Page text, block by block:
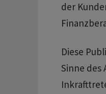
der
Diese
Sinne des